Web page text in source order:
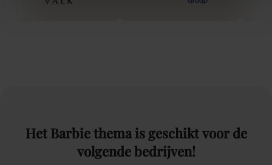
Het Barbiethema is geschiktvoor de
volgendebedrijven!